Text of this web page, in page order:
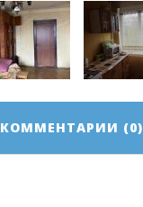
КОММЕНТАРИИ (0)